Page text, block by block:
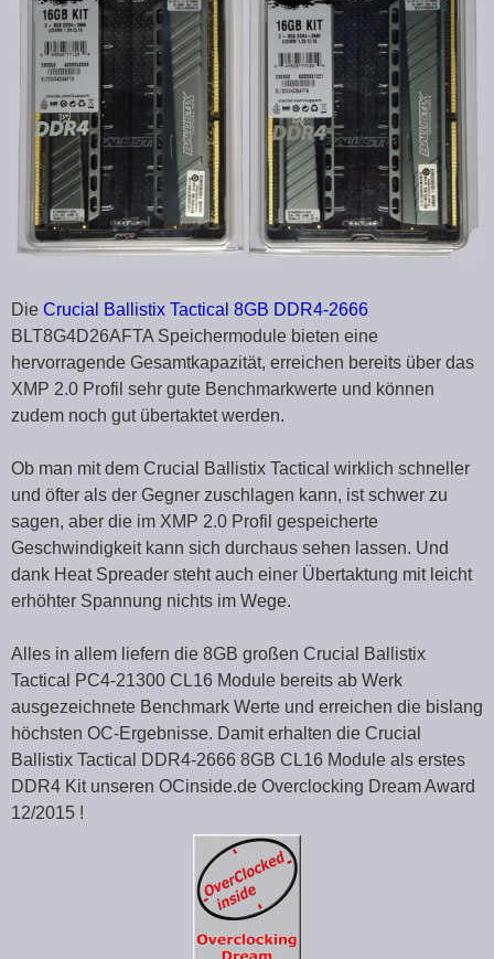
Die Crucial Ballistix Tactical 8GB DDR4-2666
BLT8G4D26AFTA Speichermodule bieten eine
hervorragende Gesamtkapazität, erreichen bereits über das
XMP 2.0 Profil sehr gute Benchmarkwerte und können
zudem noch gut übertaktet werden.
Ob man mit dem Crucial Ballistix Tactical wirklich schneller
und öfter als der Gegner zuschlagen kann, ist schwer zu
sagen, aber die im XMP 2.0 Profil gespeicherte
Geschwindigkeit kann sich durchaus sehen lassen. Und
dank Heat Spreader steht auch einer Übertaktung mit leicht
erhöhter Spannung nichts im Wege.
Alles in allem liefern die 8GB großen Crucial Ballistix
Tactical PC4-21300 CL16 Module bereits ab Werk
ausgezeichnete Benchmark Werte und erreichen die bislang
höchsten OC-Ergebnisse. Damit erhalten die Crucial
Ballistix Tactical DDR4-2666 8GB CL16 Module als erstes
DDR4 Kit unseren OCinside.de Overclocking Dream Award
12/2015 !